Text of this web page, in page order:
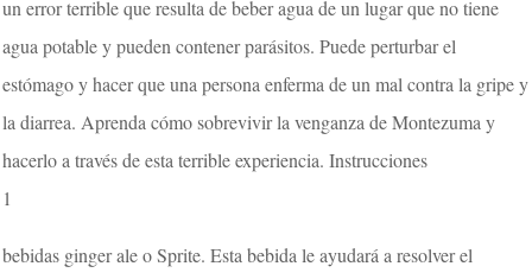
un error terrible que resulta de beber agua de un lugar que no tiene
agua potable y pueden contener parásitos. Puede perturbar el
estómago y hacer que una persona enferma de un mal contra la gripe y
la diarrea. Aprenda cómo sobrevivir la venganza de Montezuma y
hacerlo a través de esta terrible experiencia. Instrucciones
1
bebidas ginger ale o Sprite. Esta bebida le ayudará a resolver el